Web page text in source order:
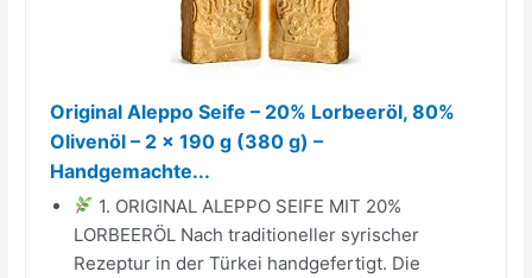
Original Aleppo Seife – 20% Lorbeeröl, 80%
Olivenöl – 2 x 190 g (380 g) –
Handgemachte...
1. ORIGINAL ALEPPO SEIFE MIT 20%
LORBEERÖL Nach traditioneller syrischer
Rezeptur in der Türkei handgefertigt. Die